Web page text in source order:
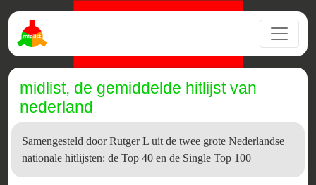
midlist, de gemiddelde hitlijst van
nederland
Samengesteld door Rutger L uit de twee grote Nederlandse
nationale hitlijsten: de Top 40 en de Single Top 100